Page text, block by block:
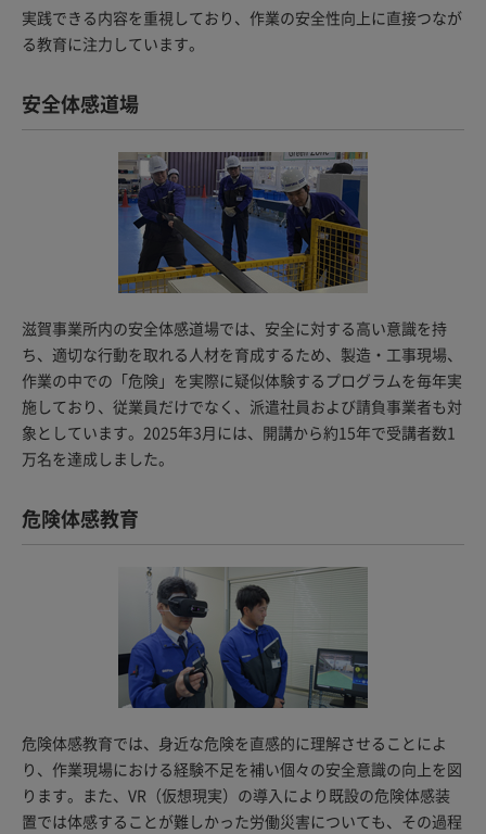
実践できる内容を重視しており、作業の安全性向上に直接つなが
る教育に注力しています。
安全体感道場
滋賀事業所内の安全体感道場では、安全に対する高い意識を持
ち、適切な行動を取れる人材を育成するため、製造・工事現場、
作業の中での「危険」を実際に疑似体験するプログラムを毎年実
施しており、従業員だけでなく、派遣社員および請負事業者も対
象としています。2025年3月には、開講から約15年で受講者数1
万名を達成しました。
危険体感教育
危険体感教育では、身近な危険を直感的に理解させることによ
り、作業現場における経験不足を補い個々の安全意識の向上を図
ります。また、VR（仮想現実）の導入により既設の危険体感装
置では体感することが難しかった労働災害についても、その過程